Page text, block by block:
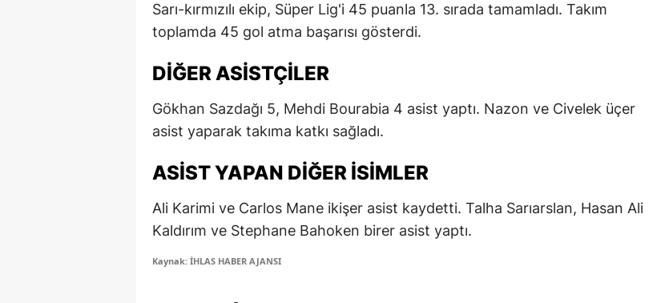
Erzincan
Gaziantep
Hakkari
Sarı-kırmızılı ekip, Süper Lig'i 45 puanla 13. sırada tamamladı. Takım
toplamda 45 gol atma başarısı gösterdi.
DIĞER ASISTÇILER
Gökhan Sazdağı 5, Mehdi Bourabia 4 asist yaptı. Nazon ve Civelek üçer
asist yaparak takıma katkı sağladı.
ASIST YAPAN DIĞER İSIMLER
Ali Karimi ve Carlos Mane ikişer asist kaydetti. Talha Sarıarslan, Hasan Ali
Kaldırım ve Stephane Bahoken birer asist yaptı.
Kaynak: İHLAS HABER AJANSI